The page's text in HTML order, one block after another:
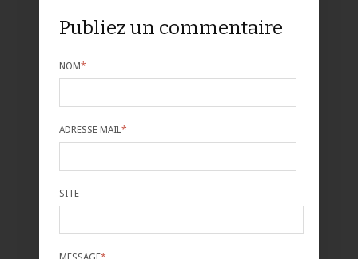
Publiez un commentaire
NOM*
ADRESSE MAIL*
SITE